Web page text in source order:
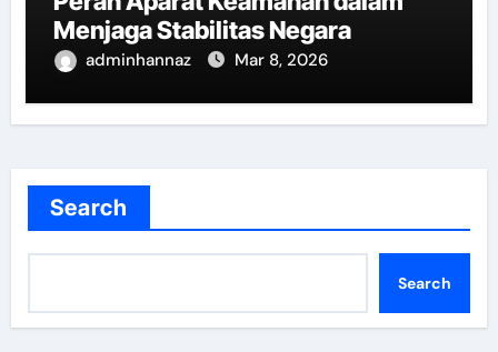
Menjaga Stabilitas Negara
adminhannaz Mar 8, 2026
Search
Search